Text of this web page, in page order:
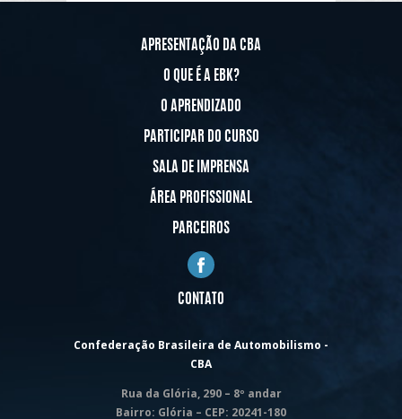
APRESENTAÇÃO DA CBA
O QUE É A EBK?
O APRENDIZADO
PARTICIPAR DO CURSO
SALA DE IMPRENSA
ÁREA PROFISSIONAL
PARCEIROS
CONTATO
Confederação Brasileira de Automobilismo -
CBA
Rua da Glória, 290 – 8º andar
Bairro: Glória – CEP: 20241-180